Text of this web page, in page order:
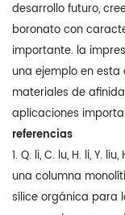
desarrollo futuro,
boronato con
importante. la
una ejemplo en esta
materiales de
aplicaciones
referencias
1. Q. li, C. lu, H. li, Y.
una columna
sílice orgánica para